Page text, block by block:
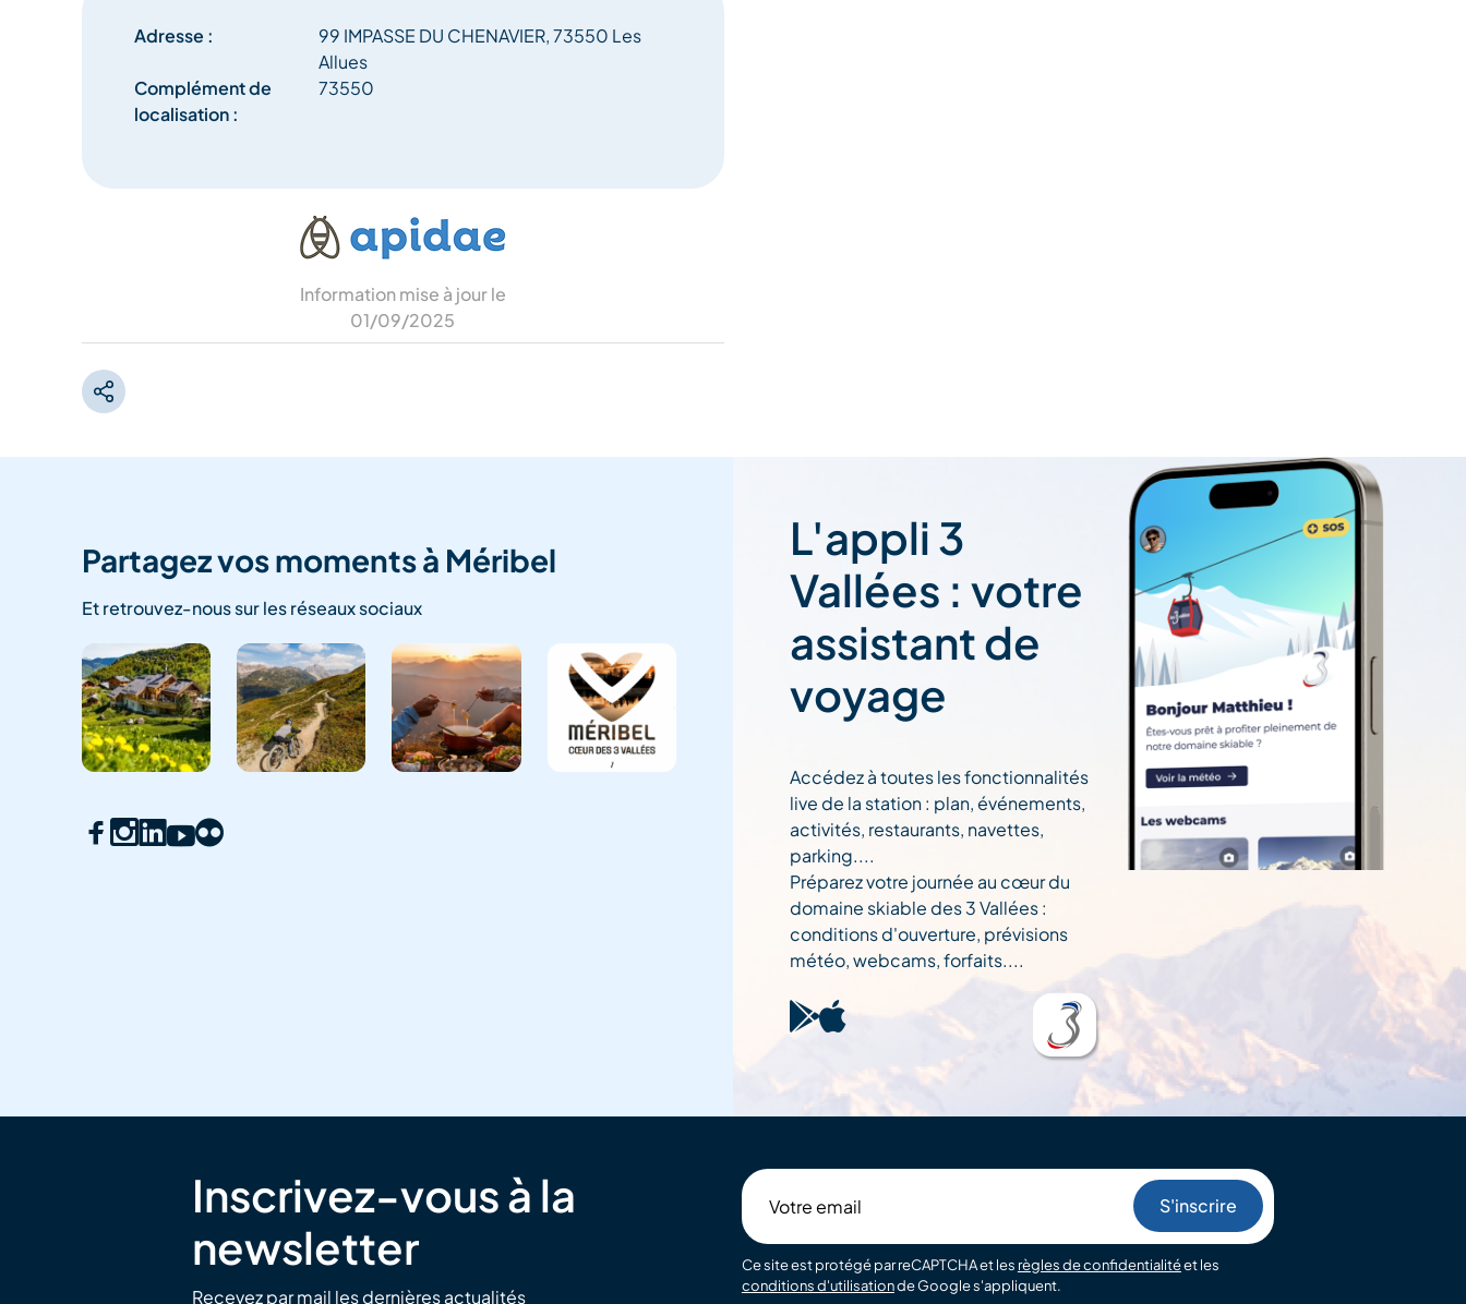
Adresse :
99 IMPASSE DU CHENAVIER, 73550 Les
Allues
Complément de
localisation :
73550
Information mise à jour le
01/09/2025
Partagez vos moments à Méribel
Et retrouvez-nous sur les réseaux sociaux
L'appli 3
Vallées : votre
assistant de
voyage
Accédez à toutes les fonctionnalités
live de la station : plan, événements,
activités, restaurants, navettes,
parking....
Préparez votre journée au cœur du
domaine skiable des 3 Vallées :
conditions d'ouverture, prévisions
météo, webcams, forfaits....
Inscrivez-vous à la
newsletter
Recevez par mail les dernières actualités
email
Ce site est protégé par reCAPTCHA et les règles de confidentialitéet les
conditions d'utilisationde Google s'appliquent.